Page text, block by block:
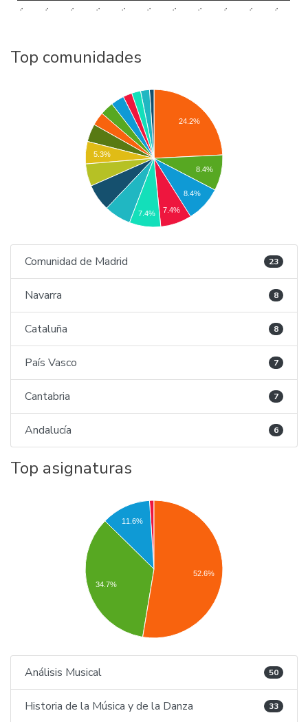
.. .. .. .. .. .. .. .. .. .. ..
Top comunidades
24.2%
8.4%
8.4%
7.4%
5.3%
7.4%
Comunidad de Madrid 23
Navarra 8
Cataluña 8
País Vasco 7
Cantabria 7
Andalucía 6
Top asignaturas
11.6%
34.7%
52.6%
Análisis Musical 50
Historia de la Música y de la Danza 33